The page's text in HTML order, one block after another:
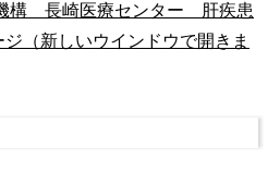
構 長崎医療センター 肝疾患
（新しいウインドウで開きま